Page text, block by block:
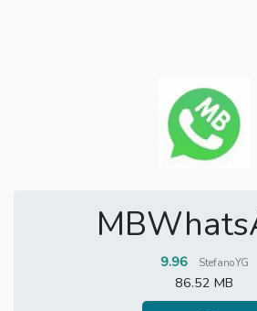
9.96 StefanoYG
86.52 MB